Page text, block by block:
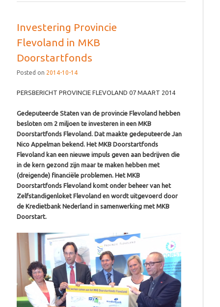
Investering Provincie
Flevoland in MKB
Doorstartfonds
Posted on 2014-10-14
PERSBERICHT PROVINCIE FLEVOLAND 07 MAART 2014
Gedeputeerde Staten van de provincie Flevoland hebben
besloten om 2 miljoen te investeren in een MKB
Doorstartfonds Flevoland. Dat maakte gedeputeerde Jan
Nico Appelman bekend. Het MKB Doorstartfonds
Flevoland kan een nieuwe impuls geven aan bedrijven die
in de kern gezond zijn maar te maken hebben met
(dreigende) financiële problemen. Het MKB
Doorstartfonds Flevoland komt onder beheer van het
Zelfstandigenloket Flevoland en wordt uitgevoerd door
de Kredietbank Nederland in samenwerking met MKB
Doorstart.